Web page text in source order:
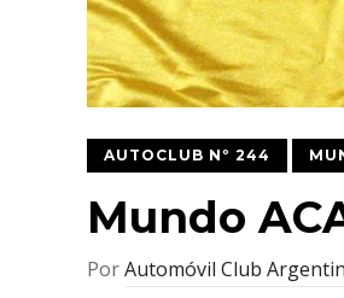
AUTOCLUB Nº 244
Mundo
PorAutomóvil Club